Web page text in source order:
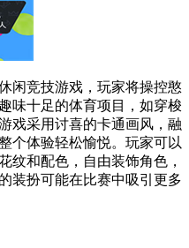
闲竞技游戏，玩家将操控憨
味十足的体育项目，如穿梭
戏采用讨喜的卡通画风，融
个体验轻松愉悦。玩家可以
纹和配色，自由装饰角色，
装扮可能在比赛中吸引更多